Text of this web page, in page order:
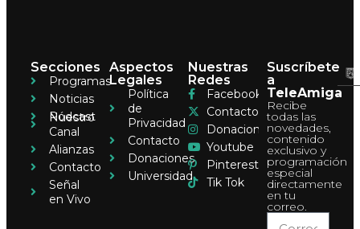
Secciones
Programas
Noticias
Pódcast
Nuestro
Canal
Alianzas
Contacto
Señal
en Vivo
Aspectos
Legales
Política
de
Privacidad
Contacto
Donaciones
Universidad
Nuestras
Redes
Facebook
Contacto
Donaciones
Youtube
Pinterest
Tik Tok
Suscríbete
a
TeleAmiga
Recibe
todas las
novedades,
contenido
exclusivo y
programación
especial
directamente
en tu
correo.